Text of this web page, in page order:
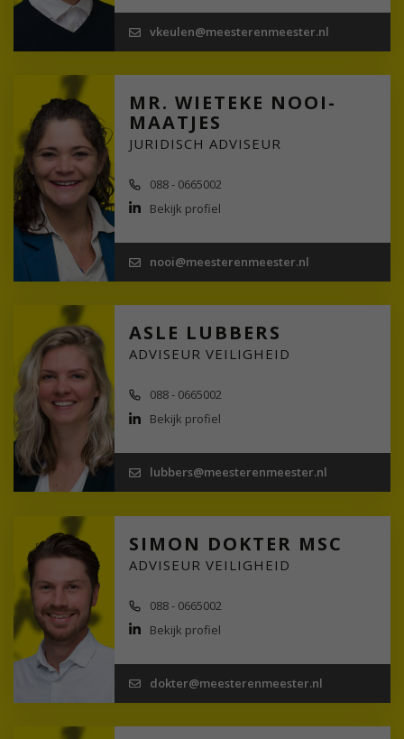
vkeulen@meesterenmeester.nl
MR. WIETEKE NOOI-
MAATJES
JURIDISCH ADVISEUR
088 - 0665002
Bekijk profiel
nooi@meesterenmeester.nl
ASLE LUBBERS
ADVISEUR VEILIGHEID
088 - 0665002
Bekijk profiel
lubbers@meesterenmeester.nl
SIMON DOKTER MSC
ADVISEUR VEILIGHEID
088 - 0665002
Bekijk profiel
dokter@meesterenmeester.nl